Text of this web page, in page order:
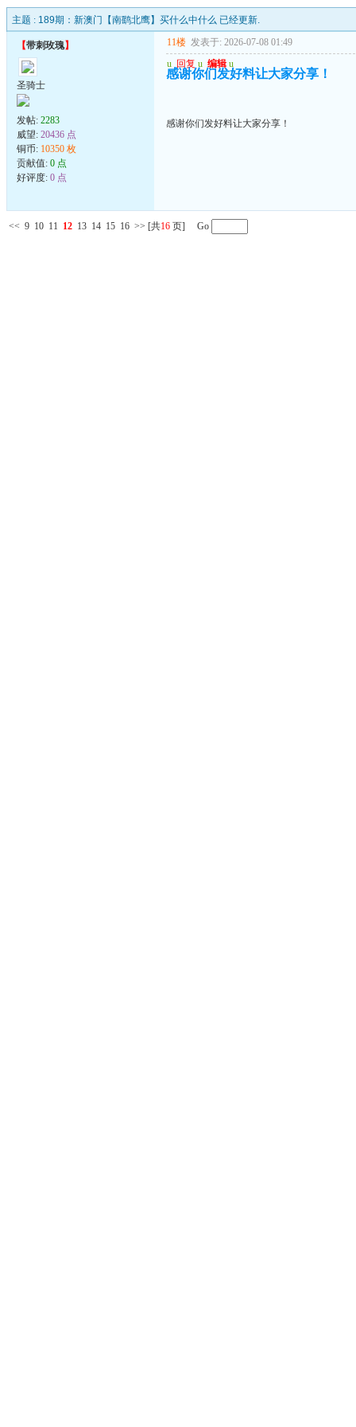
主题 : 189期：新澳门【南鹞北鹰】买什么中什么 已经更新.
【带刺玫瑰】
圣骑士
发帖: 2283
威望: 20436 点
铜币: 10350 枚
贡献值: 0 点
好评度: 0 点
11楼 发表于: 2026-07-08 01:49
u 回复 u 编辑 u
感谢你们发好料让大家分享！
感谢你们发好料让大家分享！
<< 9 10 11 12 13 14 15 16 >> [共16 页] Go